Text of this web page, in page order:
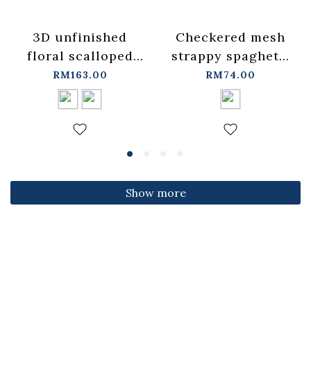
3D unfinished
floral scalloped
jeans, available in
two colors, sizes
S/M/L.
【04011891】in
stock+pre-order
RM163.00
Checkered mesh
strappy spaghetti
strap cover-up
vest -
blue【01099697】
in stock+pre-order
RM74.00
Show more